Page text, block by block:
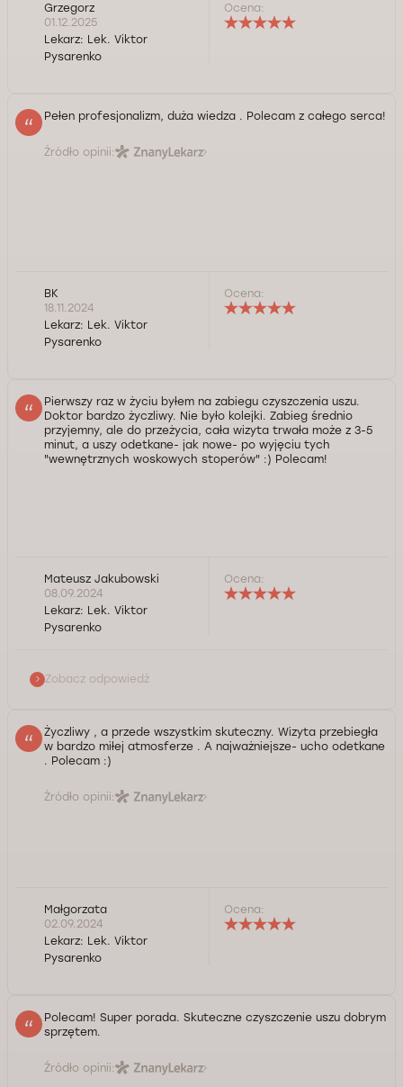
Grzegorz
01.12.2025
Lekarz: Lek. Viktor
Pysarenko
Ocena:
Pełen profesjonalizm, duża wiedza . Polecam z całego serca!
Źródło opinii:
BK
18.11.2024
Lekarz: Lek. Viktor
Pysarenko
Ocena:
Pierwszy raz w życiu byłem na zabiegu czyszczenia uszu.
Doktor bardzo życzliwy. Nie było kolejki. Zabieg średnio
przyjemny, ale do przeżycia, cała wizyta trwała może z 3-5
minut, a uszy odetkane- jak nowe- po wyjęciu tych
"wewnętrznych woskowych stoperów" :) Polecam!
Dzień dobry, Panie Mateuszu Jakubowski, Bardzo
dziękujemy za Pana pozytywną opinię oraz
wizyty u naszego specjalisty. Jesteśmy zawsze do
Mateusz Jakubowski
08.09.2024
Lekarz: Lek. Viktor
Pysarenko
Ocena:
Zobacz odpowiedź
Życzliwy , a przede wszystkim skuteczny. Wizyta przebiegła
w bardzo miłej atmosferze . A najważniejsze- ucho odetkane
. Polecam :)
Źródło opinii:
Małgorzata
02.09.2024
Lekarz: Lek. Viktor
Pysarenko
Ocena:
Polecam! Super porada. Skuteczne czyszczenie uszu dobrym
sprzętem.
Źródło opinii: